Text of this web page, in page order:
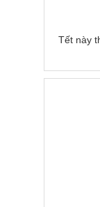
Tết này